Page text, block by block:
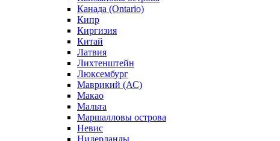
Канада (Ontario)
Кипр
Киргизия
Китай
Латвия
Лихтенштейн
Люксембург
Маврикий (АС)
Макао
Мальта
Маршалловы острова
Нeвис
Нидерланды